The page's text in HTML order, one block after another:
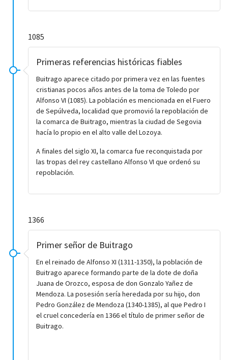
1085
Primeras referencias históricas fiables
Buitrago aparece citado por primera vez en las fuentes
cristianas pocos años antes de la toma de Toledo por
Alfonso VI (1085). La población es mencionada en el Fuero
de Sepúlveda, localidad que promovió la repoblación de
la comarca de Buitrago, mientras la ciudad de Segovia
hacía lo propio en el alto valle del Lozoya.
A finales del siglo XI, la comarca fue reconquistada por
las tropas del rey castellano Alfonso VI que ordenó su
repoblación.
1366
Primer señor de Buitrago
En el reinado de Alfonso XI (1311-1350), la población de
Buitrago aparece formando parte de la dote de doña
Juana de Orozco, esposa de don Gonzalo Yañez de
Mendoza. La posesión sería heredada por su hijo, don
Pedro González de Mendoza (1340-1385), al que Pedro I
el cruel concedería en 1366 el título de primer señor de
Buitrago.